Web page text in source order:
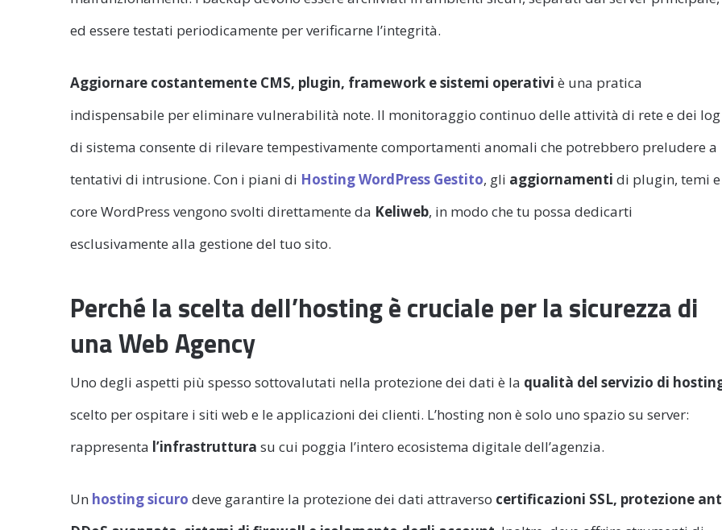
ed essere testati periodicamente per verificarne l’integrità.
Aggiornare costantemente CMS, plugin, framework e sistemi operativi è una pratica
indispensabile per eliminare vulnerabilità note. Il monitoraggio continuo delle attività di rete e dei log
di sistema consente di rilevare tempestivamente comportamenti anomali che potrebbero preludere a
tentativi di intrusione. Con i piani di Hosting WordPress Gestito, gli aggiornamenti di plugin, temi e
core WordPress vengono svolti direttamente da Keliweb, in modo che tu possa dedicarti
esclusivamente alla gestione del tuo sito.
Perché la scelta dell’hosting è cruciale per la sicurezza di
una Web Agency
Uno degli aspetti più spesso sottovalutati nella protezione dei dati è la qualità del servizio di
scelto per ospitare i siti web e le applicazioni dei clienti. L’hosting non è solo uno spazio su server:
rappresenta l’infrastruttura su cui poggia l’intero ecosistema digitale dell’agenzia.
Un hosting sicuro deve garantire la protezione dei dati attraverso certificazioni SSL, protezione